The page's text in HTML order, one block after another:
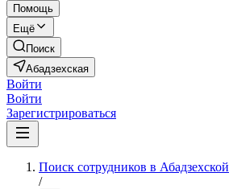
Помощь
Ещё
Поиск
Абадзехская
Войти
Войти
Зарегистрироваться
Поиск сотрудников в Абадзехской
/